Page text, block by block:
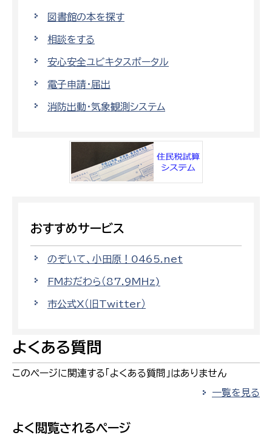
図書館の本を探す
相談をする
安心安全ユビキタスポータル
電子申請・届出
消防出動・気象観測システム
おすすめサービス
のぞいて、小田原！0465.net
FMおだわら（87.9MHz)
市公式X（旧Twitter）
よくある質問
このページに関連する「よくある質問」はありません
一覧を見る
よく閲覧されるページ